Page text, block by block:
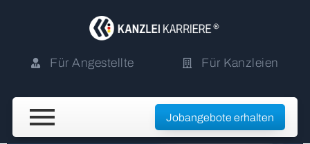
Für Angestellte Für Kanzleien
Jobangebote erhalten